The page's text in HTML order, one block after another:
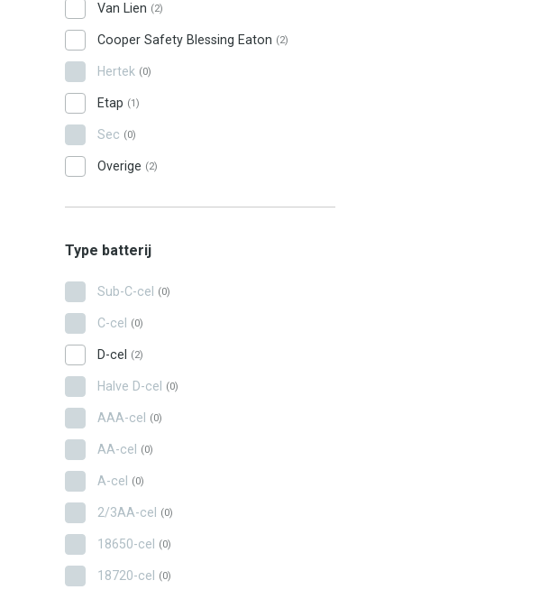
Van Lien (2)
Cooper Safety Blessing Eaton (2)
Hertek (0)
Etap (1)
Sec (0)
Overige (2)
Type batterij
Sub-C-cel (0)
C-cel (0)
D-cel (2)
Halve D-cel (0)
AAA-cel (0)
AA-cel (0)
A-cel (0)
2/3AA-cel (0)
18650-cel (0)
18720-cel (0)